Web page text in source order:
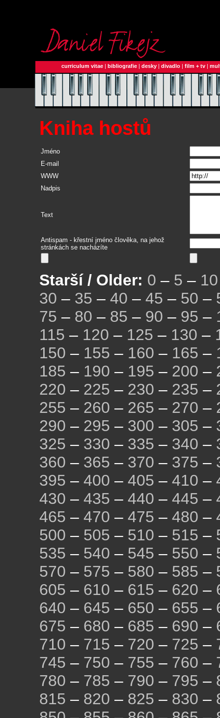
curriculum vitae | bibliografie | desky | divadlo | film + tv |
Kniha hostů
Jméno
E-mail
WWW
Nadpis
Text
Antispam - křestní jméno člověka, na jehož
stránkách se nacházíte
Starší / Older: 0 – 5 – 10
30 – 35 – 40 – 45 – 50 –
75 – 80 – 85 – 90 – 95 –
115 – 120 – 125 – 130 –
150 – 155 – 160 – 165 –
185 – 190 – 195 – 200 –
220 – 225 – 230 – 235 –
255 – 260 – 265 – 270 –
290 – 295 – 300 – 305 –
325 – 330 – 335 – 340 –
360 – 365 – 370 – 375 –
395 – 400 – 405 – 410 –
430 – 435 – 440 – 445 –
465 – 470 – 475 – 480 –
500 – 505 – 510 – 515 –
535 – 540 – 545 – 550 –
570 – 575 – 580 – 585 –
605 – 610 – 615 – 620 –
640 – 645 – 650 – 655 –
675 – 680 – 685 – 690 –
710 – 715 – 720 – 725 –
745 – 750 – 755 – 760 –
780 – 785 – 790 – 795 –
815 – 820 – 825 – 830 –